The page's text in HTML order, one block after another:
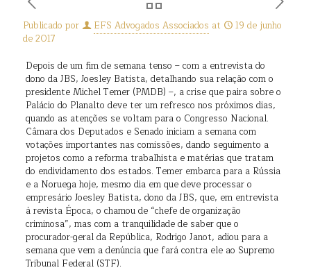
Publicado por EFS Advogados Associados at
19 de junho
de 2017
Depois de um fim de semana tenso – com a entrevista do
dono da JBS, Joesley Batista, detalhando sua relação com o
presidente Michel Temer (PMDB) –, a crise que paira sobre o
Palácio do Planalto deve ter um refresco nos próximos dias,
quando as atenções se voltam para o Congresso Nacional.
Câmara dos Deputados e Senado iniciam a semana com
votações importantes nas comissões, dando seguimento a
projetos como a reforma trabalhista e matérias que tratam
do endividamento dos estados. Temer embarca para a Rússia
e a Noruega hoje, mesmo dia em que deve processar o
empresário Joesley Batista, dono da JBS, que, em entrevista
à revista Época, o chamou de “chefe de organização
criminosa”, mas com a tranquilidade de saber que o
procurador-geral da República, Rodrigo Janot, adiou para a
semana que vem a denúncia que fará contra ele ao Supremo
Tribunal Federal (STF).